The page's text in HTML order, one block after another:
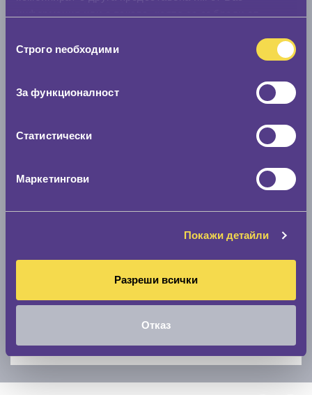
наСтрого nеобходими
За функционалност
Статистически
Маркетингови
Покажи детайли
Разреши всички
Отказ